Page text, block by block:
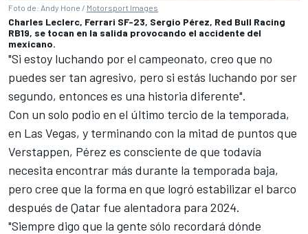
Foto de: Andy Hone / Motorsport Images
Charles Leclerc, Ferrari SF-23, Sergio Pérez, Red Bull Racing
RB19, se tocan en la salida provocando el accidente del
mexicano.
"Si estoy luchando por el campeonato, creo que no
puedes ser tan agresivo, pero si estás luchando por ser
segundo, entonces es una historia diferente".
Con un solo podio en el último tercio de la temporada,
en Las Vegas, y terminando con la mitad de puntos que
Verstappen, Pérez es consciente de que todavía
necesita encontrar más durante la temporada baja,
pero cree que la forma en que logró estabilizar el barco
después de Qatar fue alentadora para 2024.
"Siempre digo que la gente sólo recordará dónde